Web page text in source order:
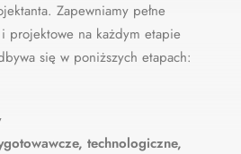
Zapewniamy pełne
projektowe na każdym etapie
się w poniższych etapach:
technologiczne,